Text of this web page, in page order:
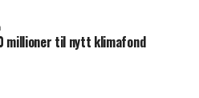
millioner til nytt klimafond